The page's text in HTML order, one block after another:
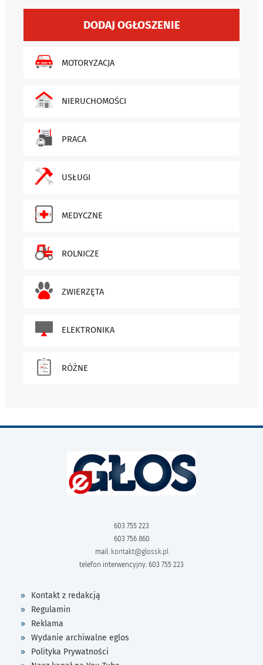
DODAJ OGŁOSZENIE
MOTORYZACJA
NIERUCHOMOŚCI
PRACA
USŁUGI
MEDYCZNE
ROLNICZE
ZWIERZĘTA
ELEKTRONIKA
RÓŻNE
603 755 223
603 756 860
mail: kontakt@glossk.pl
telefon interwencyjny: 603 755 223
Kontakt z redakcją
Regulamin
Reklama
Wydanie archiwalne eglos
Polityka Prywatności